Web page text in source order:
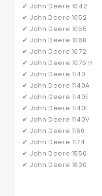
✔ John Deere 1042
✔ John Deere 1052
✔ John Deere 1055
✔ John Deere 1068
✔ John Deere 1072
✔ John Deere 1075 H
✔ John Deere 1140
✔ John Deere 1140A
✔ John Deere 1140E
✔ John Deere 1140F
✔ John Deere 1140V
✔ John Deere 1166
✔ John Deere 1174
✔ John Deere 1550
✔ John Deere 1630